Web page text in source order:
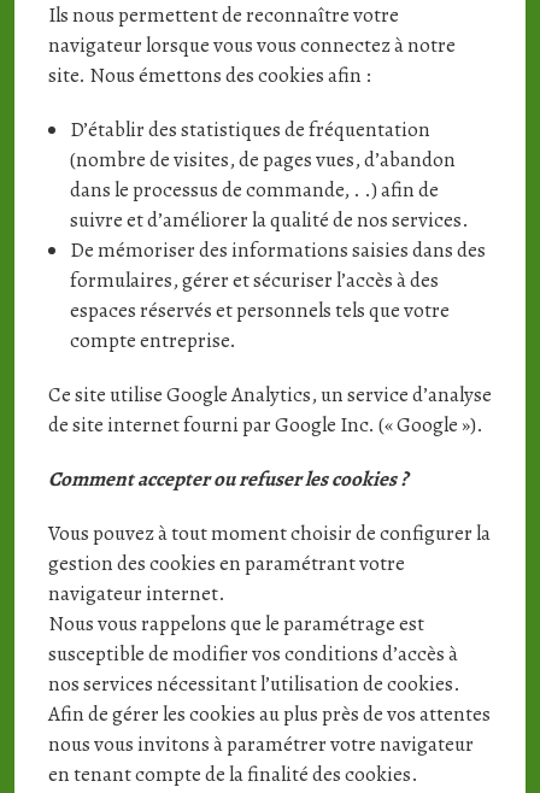
Ils nous permettent de reconnaître votre
navigateur lorsque vous vous connectez à notre
site. Nous émettons des cookies afin :
D’établir des statistiques de fréquentation
(nombre de visites, de pages vues, d’abandon
dans le processus de commande, . .) afin de
suivre et d’améliorer la qualité de nos services.
De mémoriser des informations saisies dans des
formulaires, gérer et sécuriser l’accès à des
espaces réservés et personnels tels que votre
compte entreprise.
Ce site utilise Google Analytics, un service d’analyse
de site internet fourni par Google Inc. (« Google »).
Comment accepter ou refuser les cookies ?
Vous pouvez à tout moment choisir de configurer la
gestion des cookies en paramétrant votre
navigateur internet.
Nous vous rappelons que le paramétrage est
susceptible de modifier vos conditions d’accès à
nos services nécessitant l’utilisation de cookies.
Afin de gérer les cookies au plus près de vos attentes
nous vous invitons à paramétrer votre navigateur
en tenant compte de la finalité des cookies.